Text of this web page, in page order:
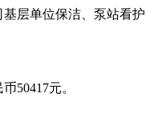
层单位保洁、泵站看护
50417元。